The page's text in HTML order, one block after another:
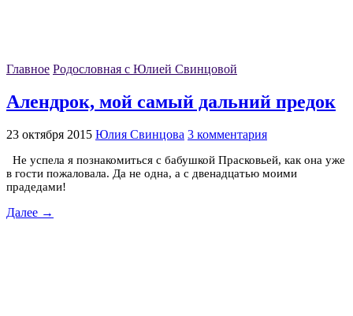
Главное Родословная с Юлией Свинцовой
Алендрок, мой самый дальний предок
23 октября 2015 Юлия Свинцова 3 комментария
Не успела я познакомиться с бабушкой Прасковьей, как она уже
в гости пожаловала. Да не одна, а с двенадцатью моими
прадедами!
Далее →